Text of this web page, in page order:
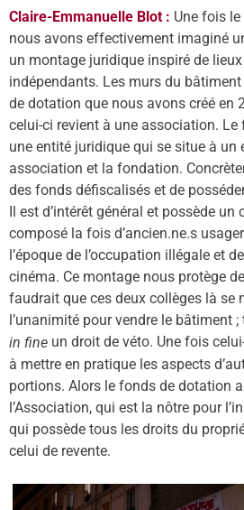
Claire-Emmanuelle Blot : Une fois le
nous avons effectivement imaginé
un montage juridique inspiré de
indépendants. Les murs du
de dotation que nous avons créé en
celui-ci revient à une association.
une entité juridique qui se situe à un
association et la fondation.
des fonds défiscalisés et de
Il est d’intérêt général et possède un
composé la fois d’ancien.ne.s
l’époque de l’occupation illégale et
cinéma. Ce montage nous protège
faudrait que ces deux collèges là se
l’unanimité pour vendre le bâtiment
in fine un droit de véto. Une fois
à mettre en pratique les aspects d’
portions. Alors le fonds de dotation
l’Association, qui est la nôtre pour
qui possède tous les droits du
celui de revente.